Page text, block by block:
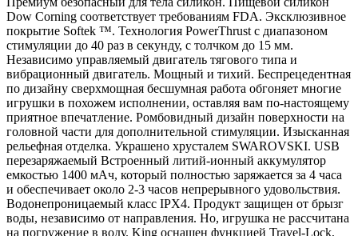
Dow Corning соответствует требованиям FDA. Эксклюзивное
покрытие Softek ™. Технология PowerThrust с диапазоном
стимуляции до 40 раз в секунду, с толчком до 15 мм.
Независимо управляемый двигатель тягового типа и
вибрационный двигатель. Мощный и тихий. Беспрецедентная
по дизайну сверхмощная бесшумная работа обгоняет многие
игрушки в похожем исполнении, оставляя вам по-настоящему
приятное впечатление. Ромбовидный дизайн поверхности на
головной части для дополнительной стимуляции. Изысканная
рельефная отделка. Украшено хрусталем SWAROVSKI. USB
перезаряжаемый Встроенный литий-ионный аккумулятор
емкостью 1400 мАч, который полностью заряжается за 4 часа
и обеспечивает около 2-3 часов непрерывного удовольствия.
Водонепроницаемый класс IPX4. Продукт защищен от брызг
воды, независимо от направления. Но, игрушка не рассчитана
на погружение в воду. King оснащен функцией Travel-Lock,